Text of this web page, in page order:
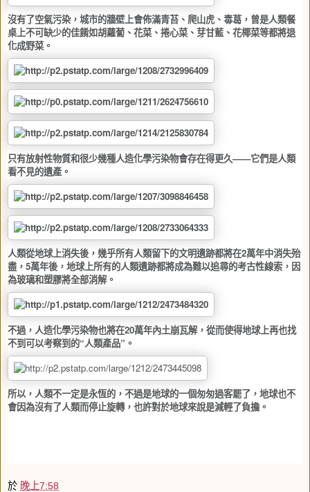
沒有了空氣污染，城市的牆壁上會佈滿青苔、爬山虎、毒葛，曾是人類餐
桌上不可缺少的佳餚如胡蘿蔔、花菜、捲心菜、芽甘藍、花椰菜等都將退
化成野菜。
只有放射性物質和很少幾種人造化學污染物會存在得更久——它們是人類
看不見的遺產。
人類從地球上消失後，幾乎所有人類留下的文明遺跡都將在2萬年中消失殆
盡， 5萬年後，地球上所有的人類遺跡都將成為難以追尋的考古性線索，因
為玻璃和塑膠將全部消解。
不過，人造化學污染物也將在20萬年內土崩瓦解，從而使得地球上再也找
不到可以考察到的“人類產品”。
所以，人類不一定是永恆的，不過是地球的一個匆匆過客罷了，地球也不
會因為沒有了人類而停止旋轉，也許對於地球來說是減輕了負擔。
於 晚上7:58